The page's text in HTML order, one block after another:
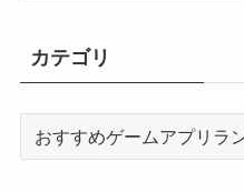
カテゴリ